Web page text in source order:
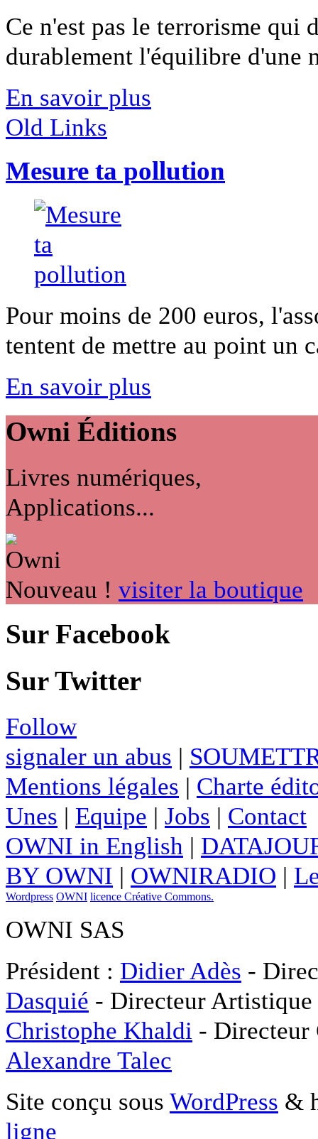
Ce n'est pas le terrorisme qui
durablement l'équilibre d'une
En savoir plus
Old Links
Mesure ta pollution
Pour moins de 200 euros,
tentent de mettre au point un
En savoir plus
Owni Éditions
Livres numériques,
Applications...
Nouveau ! visiter la boutique
Sur Facebook
Sur Twitter
Follow
signaler un abus |
Mentions légales | Charte
Unes | Equipe | Jobs | Contact
OWNI in English |
BY OWNI | OWNIRADIO |
Wordpress OWNI licence Créative Commons.
OWNI SAS
Président : Didier Adès -
Dasquié - Directeur
Christophe Khaldi -
Alexandre Talec
Site conçu sous WordPress &
ligne